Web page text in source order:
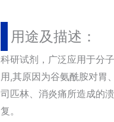
用途及描述：
科研试剂，广泛应用于分
用,其原因为谷氨酰胺对胃
司匹林、消炎痛所造成的
复。